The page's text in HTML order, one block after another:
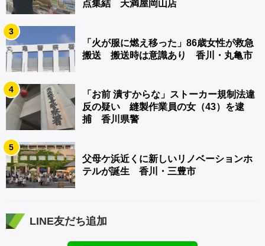
点集結 天満屋岡山店
3
「火が服に燃え移った」86歳女性が救急
搬送 搬送時は意識あり 香川・丸亀市
4
「お前 潰すからな」ストーカー規制法違
反の疑い 縫製作業員の女（43）を逮
捕 香川県警
5
父母ケ浜近くに新しいリノベーションホ
テルが誕生 香川・三豊市
LINE友だち追加